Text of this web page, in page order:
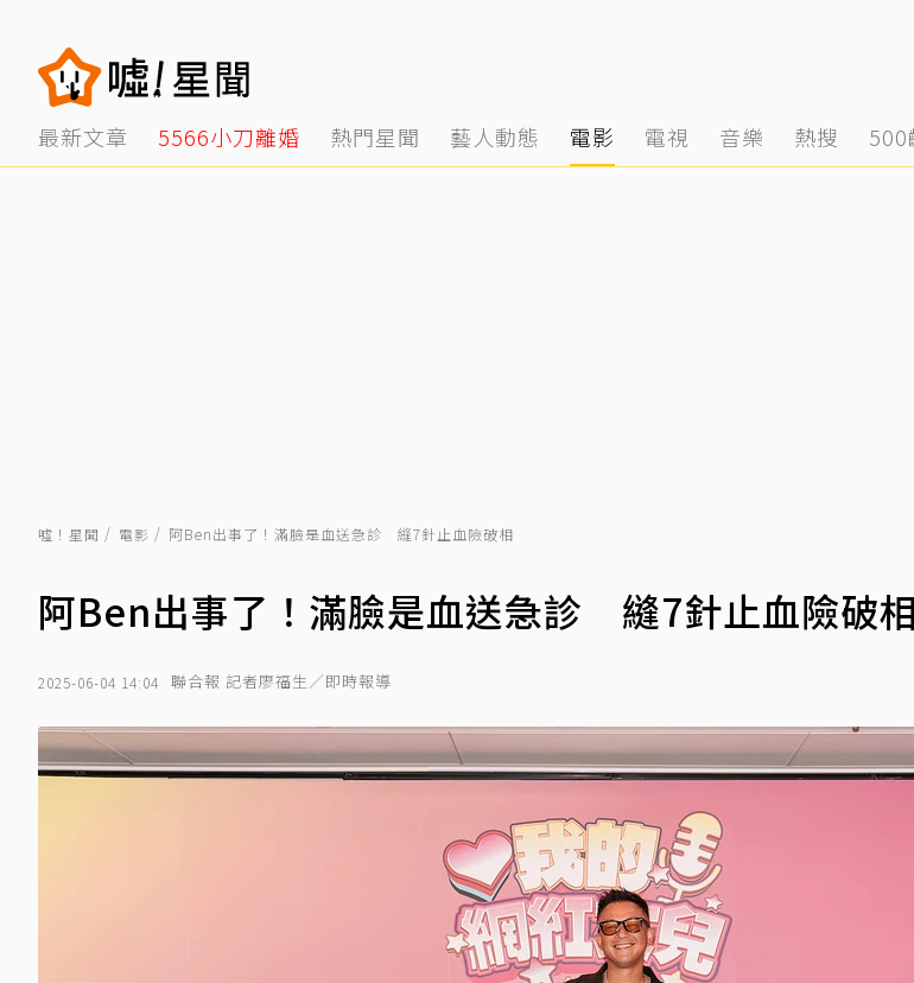
最新文章 5566小刀離婚 熱門星聞 藝人動態 電影 電視 音樂 熱搜 500
噓！星聞 電影 阿Ben出事了！滿臉是血送急診 縫7針止血險破相
阿Ben出事了！滿臉是血送急診 縫7針止血險破相
2025-06-04 14:04 聯合報 記者廖福生／即時報導